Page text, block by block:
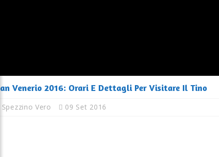
Venerio 2016: Orari E Dettagli Per Visitare Il Tino
Spezzino Vero 09 Set 2016